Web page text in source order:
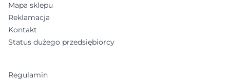
Mapa sklepu
Reklamacja
Kontakt
Status dużego przedsiębiorcy
Regulamin